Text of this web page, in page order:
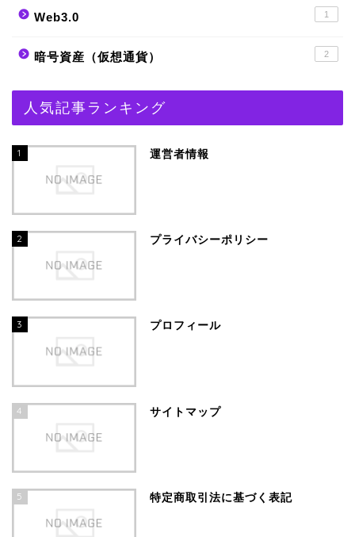
Web3.0 1
暗号資産（仮想通貨） 2
人気記事ランキング
1 運営者情報
2 プライバシーポリシー
3 プロフィール
4 サイトマップ
5 特定商取引法に基づく表記